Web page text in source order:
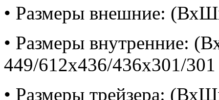
• Размеры внешние:
• Размеры внутренние:
449/612x436/436x301/
• Размеры трейзера: